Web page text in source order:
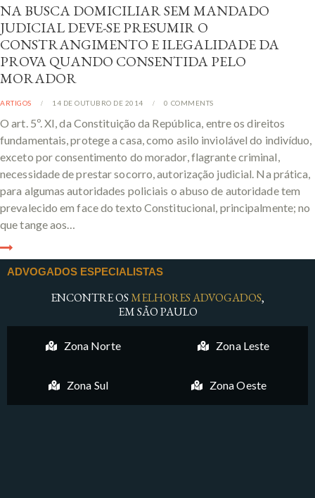
NA BUSCA DOMICILIAR SEM MANDADO
JUDICIAL DEVE-SE PRESUMIR O
CONSTRANGIMENTO E ILEGALIDADE DA
PROVA QUANDO CONSENTIDA PELO
MORADOR
ARTIGOS 14 DE OUTUBRO DE 2014 0 COMMENTS
O art. 5º. XI, da Constituição da República, entre os direitos
fundamentais, protege a casa, como asilo inviolável do indivíduo,
exceto por consentimento do morador, flagrante criminal,
necessidade de prestar socorro, autorização judicial. Na prática,
para algumas autoridades policiais o abuso de autoridade tem
prevalecido em face do texto Constitucional, principalmente; no
que tange aos…
ADVOGADOS ESPECIALISTAS
ENCONTRE OSMELHORES ADVOGADOS,
EM SÃO PAULO
Zona Norte Zona Leste
Zona Sul Zona Oeste